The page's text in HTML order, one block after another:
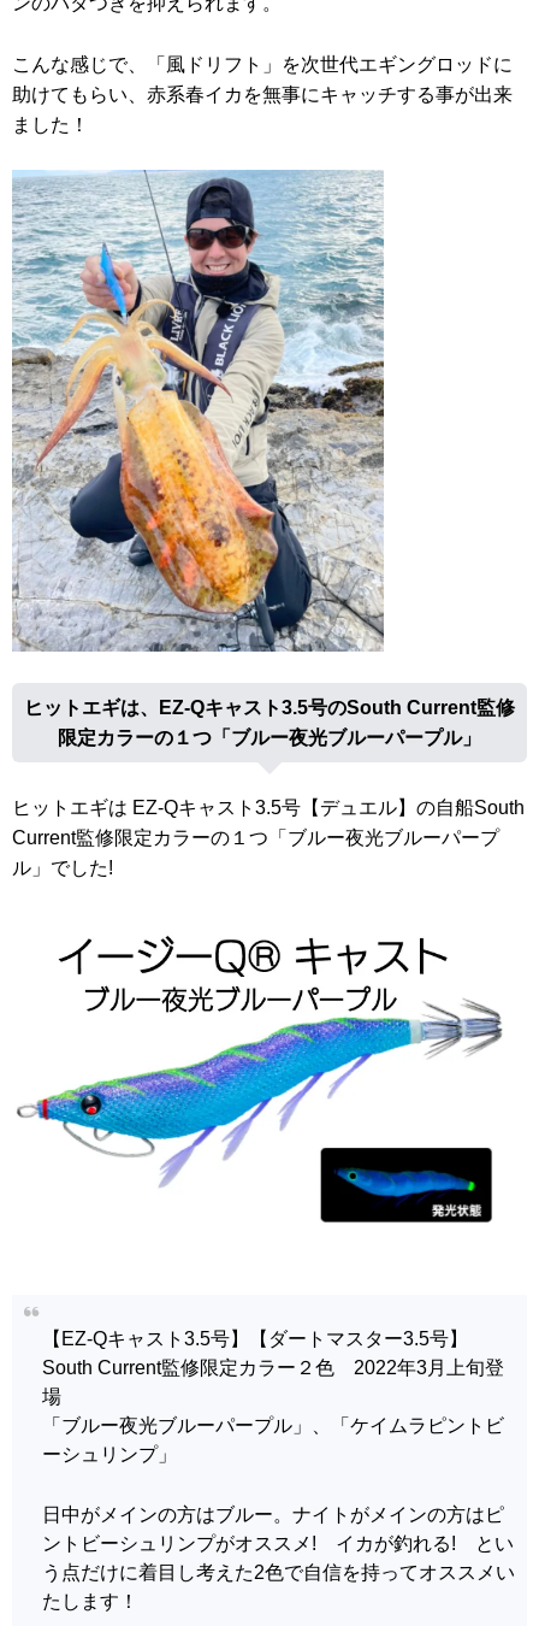
こんな感じで、「風ドリフト」を次世代エギングロッドに
助けてもらい、赤系春イカを無事にキャッチする事が出来
ました！
ヒットエギは、EZ-Qキャスト3.5号のSouth Current監修
限定カラーの１つ「ブルー夜光ブルーパープル」
ヒットエギは EZ-Qキャスト3.5号【デュエル】の自船South
Current監修限定カラーの１つ「ブルー夜光ブルーパープ
ル」でした!
【EZ-Qキャスト3.5号】【ダートマスター3.5号】
South Current監修限定カラー２色 2022年3月上旬登
場
「ブルー夜光ブルーパープル」、「ケイムラピントビ
ーシュリンプ」
日中がメインの方はブルー。ナイトがメインの方はピ
ントビーシュリンプがオススメ! イカが釣れる! とい
う点だけに着目し考えた2色で自信を持ってオススメい
たします！